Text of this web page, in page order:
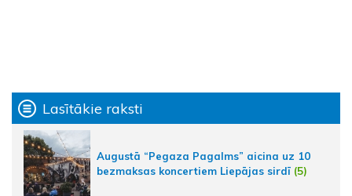
Lasītākie raksti
Augustā “Pegaza Pagalms” aicina uz 10
bezmaksas koncertiem Liepājas sirdī (5)